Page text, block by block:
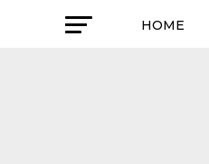
HOME